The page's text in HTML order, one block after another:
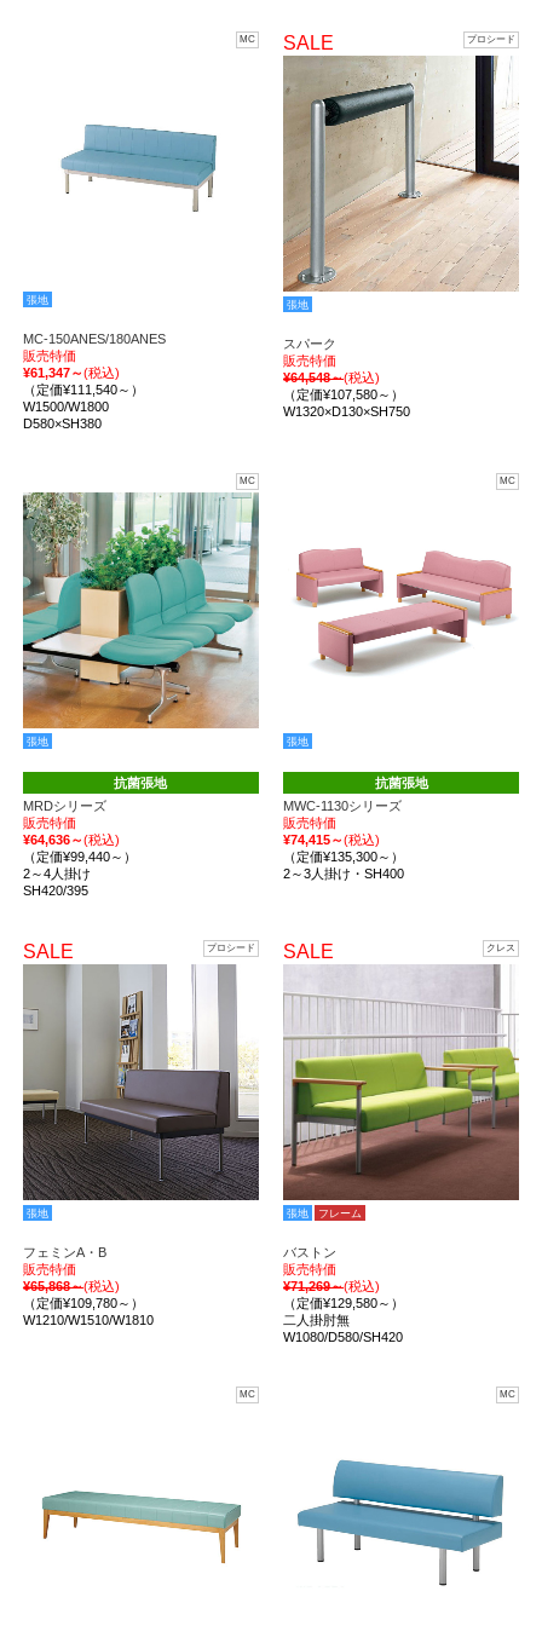
MC
張地
MC-150ANES/180ANES
販売特価
¥61,347～(税込)
（定価¥111,540～）
W1500/W1800
D580×SH380
SALE プロシード
張地
スパーク
販売特価
¥64,548～(税込)
（定価¥107,580～）
W1320×D130×SH750
MC
張地
抗菌張地
MRDシリーズ
販売特価
¥64,636～(税込)
（定価¥99,440～）
2～4人掛け
SH420/395
MC
張地
抗菌張地
MWC-1130シリーズ
販売特価
¥74,415～(税込)
（定価¥135,300～）
2～3人掛け・SH400
SALE プロシード
張地
フェミンA・B
販売特価
¥65,868～(税込)
（定価¥109,780～）
W1210/W1510/W1810
SALE クレス
張地 フレーム
バストン
販売特価
¥71,269～(税込)
（定価¥129,580～）
二人掛肘無
W1080/D580/SH420
MC MC